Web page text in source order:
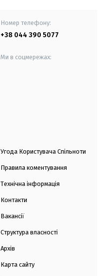
Номер телефону:
+38 044 390 5077
Ми в соцмережах:
Угода Користувача Спільноти
Правила коментування
Технічна інформація
Контакти
Вакансії
Структура власності
Архів
Карта сайту